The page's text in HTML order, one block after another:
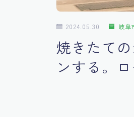
2024.05.30 岐阜
焼きたて
ンする。ロ